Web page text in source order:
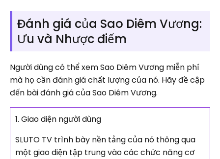
Đánh giá của Sao Diêm Vương:
Ưu và Nhược điểm
Người dùng có thể xem Sao Diêm Vương miễn phí
mà họ cần đánh giá chất lượng của nó. Hãy đề cập
đến bài đánh giá của Sao Diêm Vương.
1. Giao diện người dùng
SLUTO TV trình bày nền tảng của nó thông qua
một giao diện tập trung vào các chức năng cơ